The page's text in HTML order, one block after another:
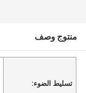
منتوج وصف
تسليط الضوء: